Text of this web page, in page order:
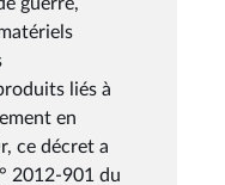
liés à
en
ce décret a
2012-901 du